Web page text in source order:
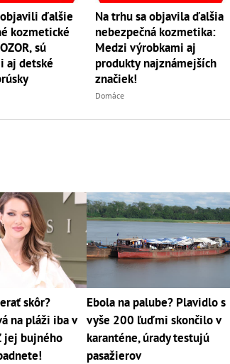
ďalšie
kozmetické
sú
aj detské
Na trhu sa objavila ďalšia
nebezpečná kozmetika:
Medzi výrobkami aj
produkty najznámejších
značiek!
Domáce
skôr?
na pláži iba v
jej bujného
Ebola na palube? Plavidlo s
vyše 200 ľuďmi skončilo v
karanténe, úrady testujú
pasažierov